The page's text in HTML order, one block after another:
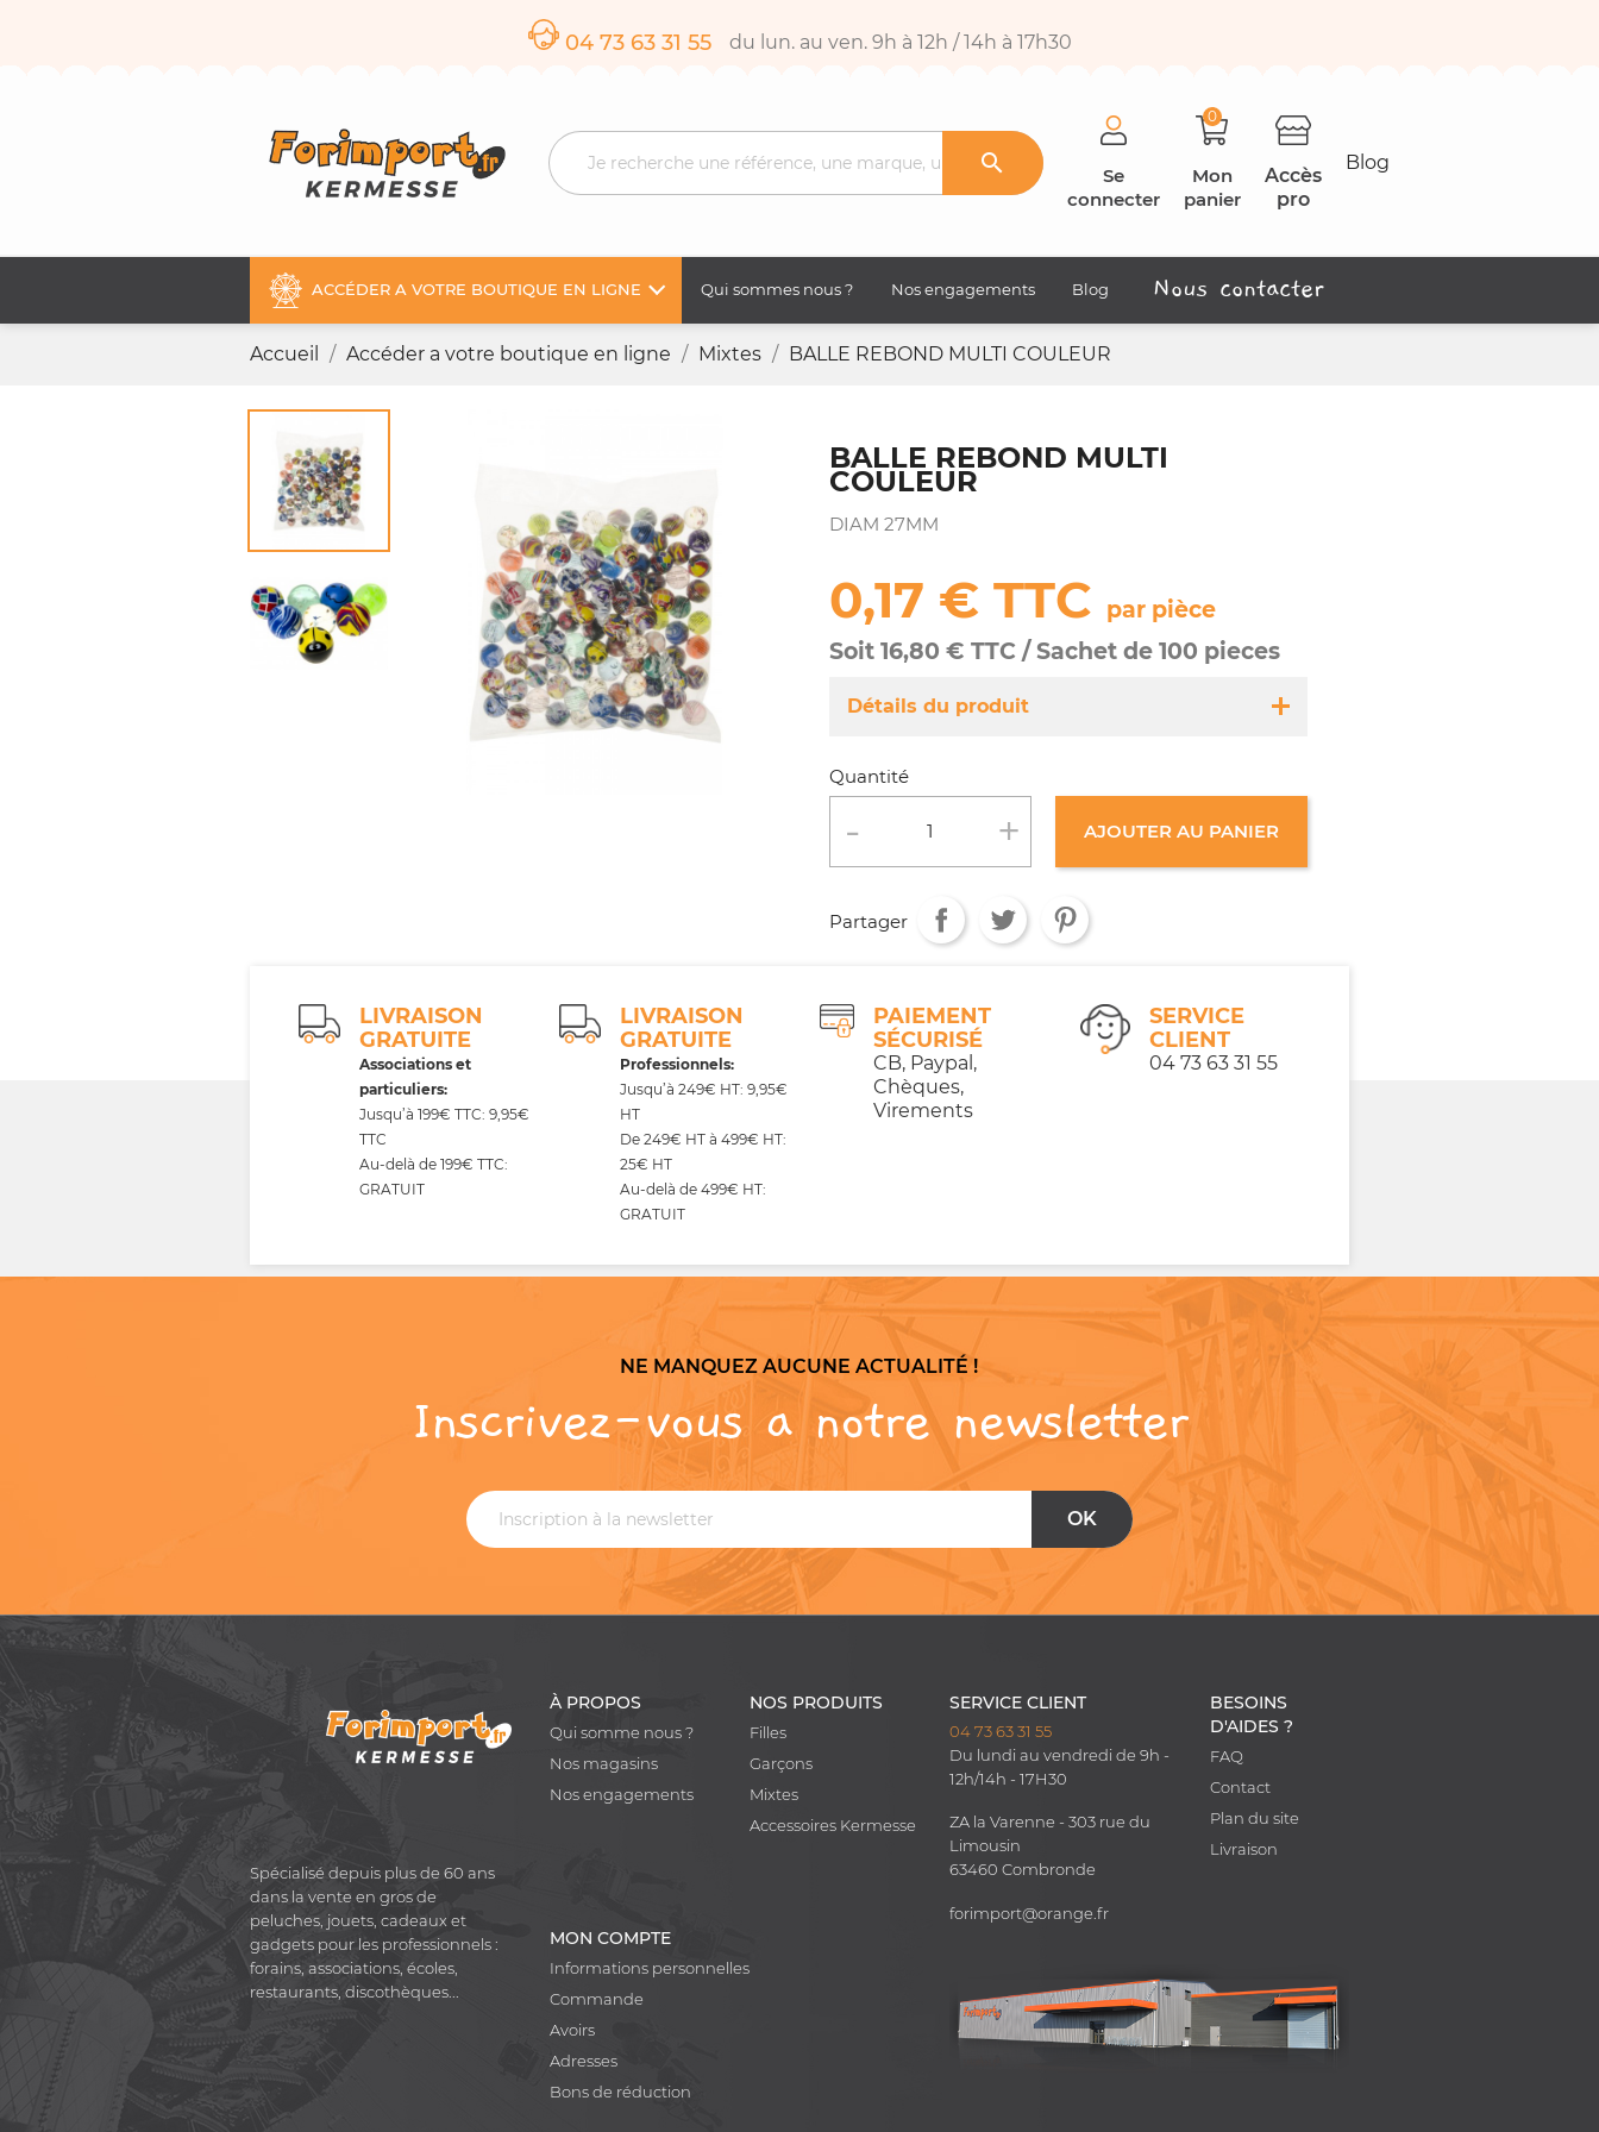
04 73 63 31 55 du lun. au ven. 9h à 12h / 14h à 17h30

Se
connecter
0
Mon
panier
Accès
pro
Blog
ACCÉDER A VOTRE BOUTIQUE EN LIGNE Qui sommes nous ? Nos engagements Blog Nous contacter
Accueil Accéder a votre boutique en ligne Mixtes BALLE REBOND MULTI COULEUR
BALLE REBOND MULTI
COULEUR
DIAM 27MM
0,17 € TTC par pièce
Soit 16,80 € TTC / Sachet de 100 pieces
Détails du produit
Référence
Conditionnement :
3 a 10 ans
Quantité
AJOUTER AU PANIER
Partager
LIVRAISON
GRATUITE
Associations et
particuliers:
Jusqu’à 199€ TTC: 9,95€
TTC
Au-delà de 199€ TTC:
GRATUIT
LIVRAISON
GRATUITE
Professionnels:
Jusqu’à 249€ HT: 9,95€
HT
De 249€ HT à 499€ HT:
25€ HT
Au-delà de 499€ HT:
GRATUIT
PAIEMENT
SÉCURISÉ
CB, Paypal,
Chèques,
Virements
SERVICE
CLIENT
04 73 63 31 55
NE MANQUEZ AUCUNE ACTUALITÉ !
Inscrivez-vous a notre newsletter
Spécialisé depuis plus de 60 ans
dans la vente en gros de
peluches, jouets, cadeaux et
gadgets pour les professionnels :
forains, associations, écoles,
restaurants, discothèques...
À PROPOS
Qui somme nous ?
Nos magasins
Nos engagements
MON COMPTE
Informations personnelles
Commande
Avoirs
Adresses
Bons de réduction
NOS PRODUITS
Filles
Garçons
Mixtes
Accessoires Kermesse
BESOINS
D'AIDES ?
FAQ
Contact
Plan du site
Livraison
SERVICE CLIENT
04 73 63 31 55
Du lundi au vendredi de 9h -
12h/14h - 17H30
ZA la Varenne - 303 rue du
Limousin
63460 Combronde
forimport@orange.fr